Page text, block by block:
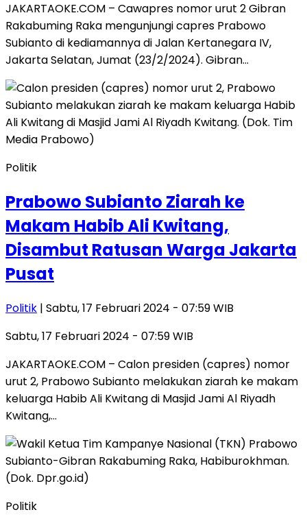
JAKARTAOKE.COM – Cawapres nomor urut 2 Gibran
Rakabuming Raka mengunjungi capres Prabowo
Subianto di kediamannya di Jalan Kertanegara IV,
Jakarta Selatan, Jumat (23/2/2024). Gibran…
Politik
Prabowo Subianto Ziarah ke
Makam Habib Ali Kwitang,
Disambut Ratusan Warga Jakarta
Pusat
Politik | Sabtu, 17 Februari 2024 - 07:59 WIB
Sabtu, 17 Februari 2024 - 07:59 WIB
JAKARTAOKE.COM – Calon presiden (capres) nomor
urut 2, Prabowo Subianto melakukan ziarah ke makam
keluarga Habib Ali Kwitang di Masjid Jami Al Riyadh
Kwitang,…
Politik